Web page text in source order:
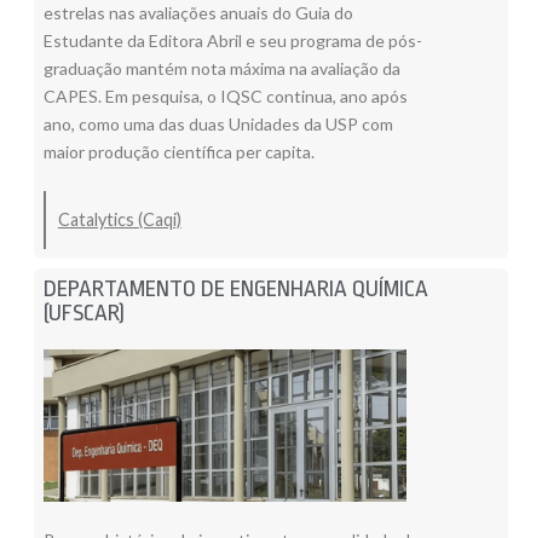
estrelas nas avaliações anuais do Guia do
Estudante da Editora Abril e seu programa de pós-
graduação mantém nota máxima na avaliação da
CAPES. Em pesquisa, o IQSC continua, ano após
ano, como uma das duas Unidades da USP com
maior produção científica per capita.
Catalytics (Caqi)
DEPARTAMENTO DE ENGENHARIA QUÍMICA
(UFSCAR)